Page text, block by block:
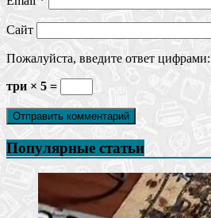
Сайт
Пожалуйста, введите ответ цифрами:
три × 5 =
Популярные статьи